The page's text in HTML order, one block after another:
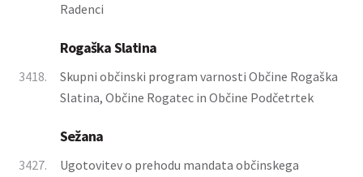
Radenci
Rogaška Slatina
3418.
Skupni občinski program varnosti Občine Rogaška
Slatina, Občine Rogatec in Občine Podčetrtek
Sežana
3427.
Ugotovitev o prehodu mandata občinskega